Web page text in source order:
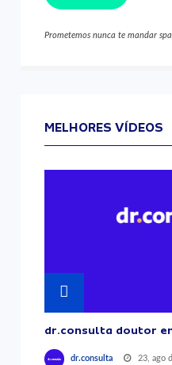
Prometemos nunca te mandar
MELHORES VÍDEOS
dr.consulta doutor
dr.consulta 23, ago